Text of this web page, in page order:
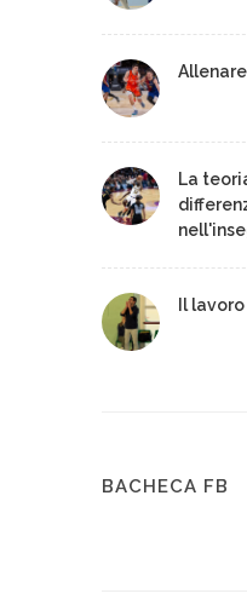
La
Il
BACHECA FB